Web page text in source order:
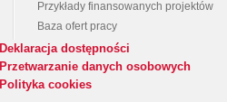
Przykłady finansowanych projektów
Baza ofert pracy
Deklaracja dostępności
Przetwarzanie danych osobowych
Polityka cookies